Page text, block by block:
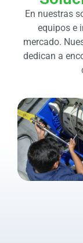
En nuestras
equipos e
mercado.
dedican a